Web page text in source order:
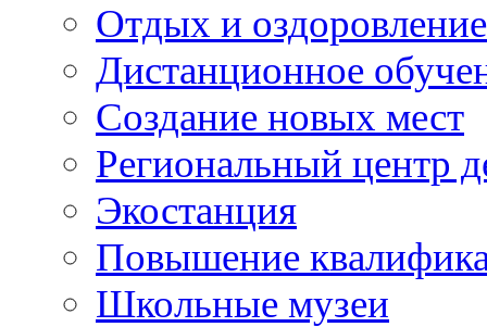
Отдых и
Дистанционное
Создание новых мест
Региональный центр
Экостанция
Повышение
Школьные музеи